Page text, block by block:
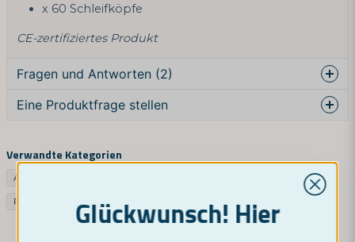
x 60 Schleifköpfe
CE-zertifiziertes Produkt
Fragen und Antworten (2)
We would not recommend to use thus grinder on
your nails.
Eine Produktfrage stellen
Fragen Sie uns etwas über dieses Produkt ...
Verwandte Kategorien
Alle Tests
Fußgesundheit Sonstiges
Glückwunsch! Hier